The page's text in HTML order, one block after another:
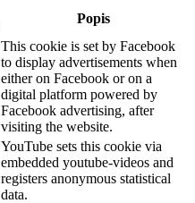
Popis
This cookie is set by Facebook
to display advertisements when
either on Facebook or on a
digital platform powered by
Facebook advertising, after
visiting the website.
YouTube sets this cookie via
embedded youtube-videos and
registers anonymous statistical
data.